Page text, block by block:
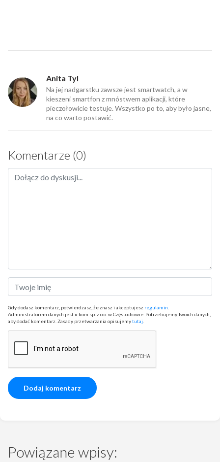
Anita Tyl
Na jej nadgarstku zawsze jest smartwatch, a w
kieszeni smartfon z mnóstwem aplikacji, które
pieczołowicie testuje. Wszystko po to, aby było jasne,
na co warto postawić.
Komentarze (0)
Gdy dodasz komentarz, potwierdzasz, że znasz i akceptujesz regulamin
Administratorem danych jest x-kom sp. z o.o. w Częstochowie. Potrzebujemy Twoich danych,
aby dodać komentarz. Zasady przetwarzania opisujemytutaj
Powiązane wpisy: